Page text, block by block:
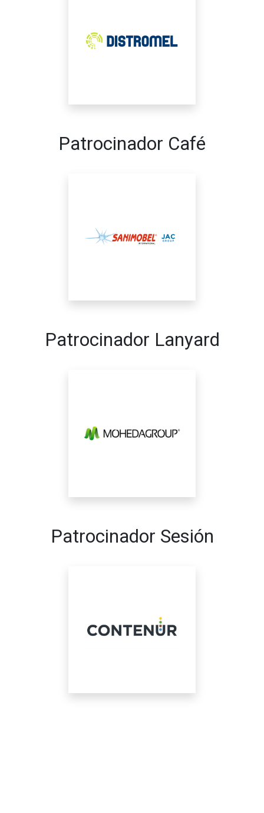
Patrocinador Café
Patrocinador Lanyard
Patrocinador Sesión